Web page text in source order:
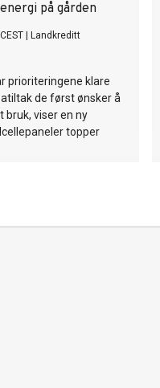
på gården
Landkreditt
prioriteringene klare
de først ønsker å
bruk, viser en ny
topper